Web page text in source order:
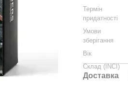
Термін
придатності
Умови
зберігання
Вік
Склад (INCI)
Доставка